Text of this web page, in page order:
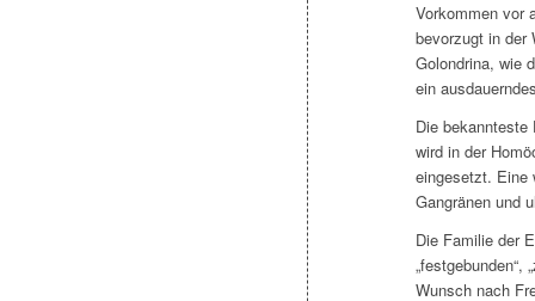
Vorkommen vor
bevorzugt in der
Golondrina, wie
ein
Die bekannteste
wird in der
eingesetzt. Eine
Gangränen und
Die Familie der
„festgebunden“,
Wunsch nach